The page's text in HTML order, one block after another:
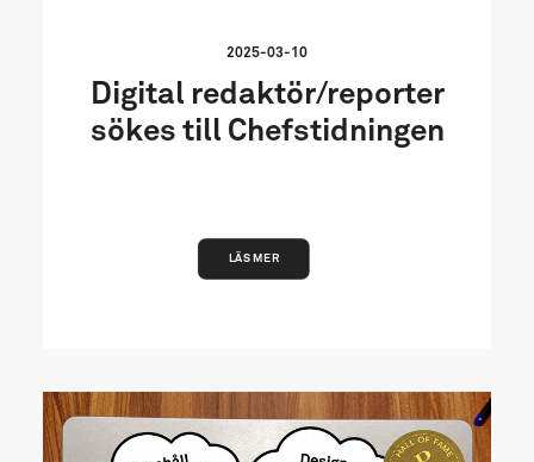
2025-03-10
Digital redaktör/reporter
sökes till Chefstidningen
LÄS MER